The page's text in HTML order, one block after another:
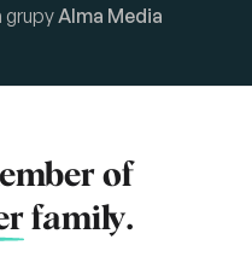
grupy Alma Media
of
family.